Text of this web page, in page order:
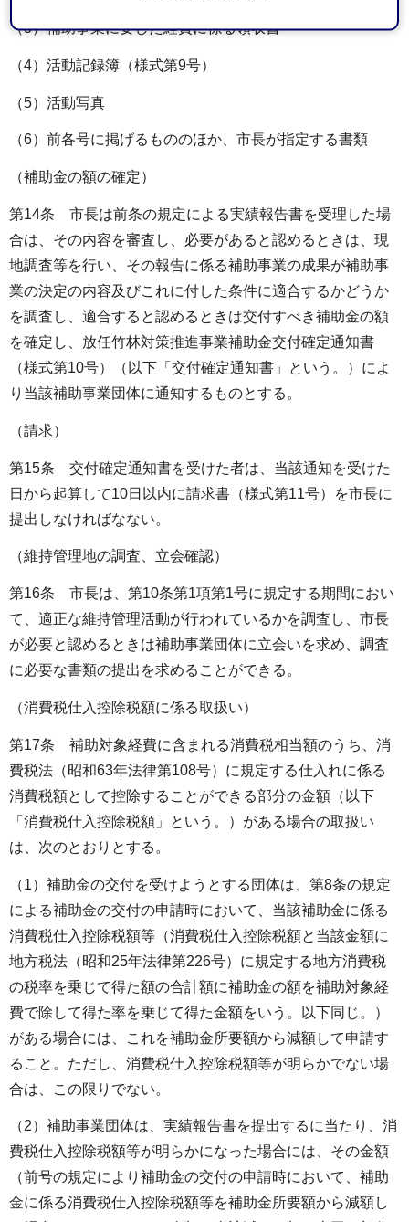
（3）補助事業に要した経費に係る領収書
（4）活動記録簿（様式第9号）
（5）活動写真
（6）前各号に掲げるもののほか、市長が指定する書類
（補助金の額の確定）
第14条 市長は前条の規定による実績報告書を受理した場
合は、その内容を審査し、必要があると認めるときは、現
地調査等を行い、その報告に係る補助事業の成果が補助事
業の決定の内容及びこれに付した条件に適合するかどうか
を調査し、適合すると認めるときは交付すべき補助金の額
を確定し、放任竹林対策推進事業補助金交付確定通知書
（様式第10号）（以下「交付確定通知書」という。）によ
り当該補助事業団体に通知するものとする。
（請求）
第15条 交付確定通知書を受けた者は、当該通知を受けた
日から起算して10日以内に請求書（様式第11号）を市長に
提出しなければなない。
（維持管理地の調査、立会確認）
第16条 市長は、第10条第1項第1号に規定する期間におい
て、適正な維持管理活動が行われているかを調査し、市長
が必要と認めるときは補助事業団体に立会いを求め、調査
に必要な書類の提出を求めることができる。
（消費税仕入控除税額に係る取扱い）
第17条 補助対象経費に含まれる消費税相当額のうち、消
費税法（昭和63年法律第108号）に規定する仕入れに係る
消費税額として控除することができる部分の金額（以下
「消費税仕入控除税額」という。）がある場合の取扱い
は、次のとおりとする。
（1）補助金の交付を受けようとする団体は、第8条の規定
による補助金の交付の申請時において、当該補助金に係る
消費税仕入控除税額等（消費税仕入控除税額と当該金額に
地方税法（昭和25年法律第226号）に規定する地方消費税
の税率を乗じて得た額の合計額に補助金の額を補助対象経
費で除して得た率を乗じて得た金額をいう。以下同じ。）
がある場合には、これを補助金所要額から減額して申請す
ること。ただし、消費税仕入控除税額等が明らかでない場
合は、この限りでない。
（2）補助事業団体は、実績報告書を提出するに当たり、消
費税仕入控除税額等が明らかになった場合には、その金額
（前号の規定により補助金の交付の申請時において、補助
金に係る消費税仕入控除税額等を補助金所要額から減額し